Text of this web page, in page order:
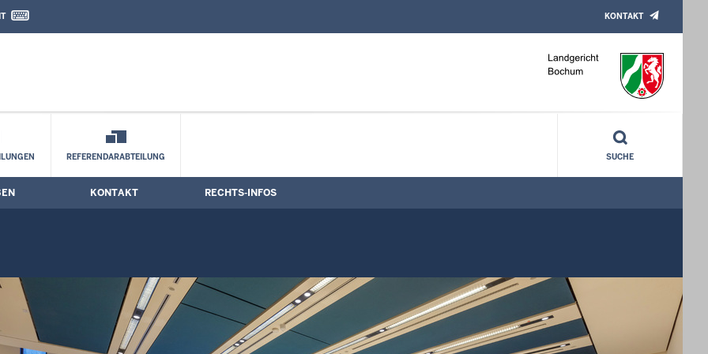
Kontaktformular
KONTAKT
REFERENDARABTEILUNG SUCHE
KONTAKT RECHTS-INFOS